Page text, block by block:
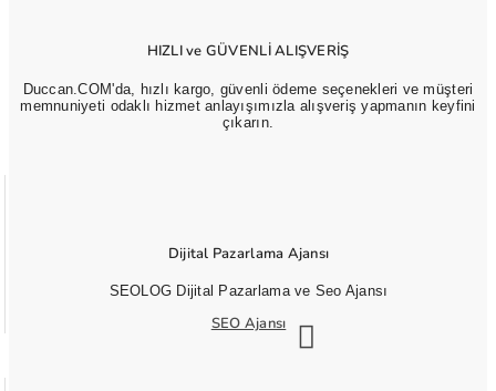
HIZLI ve GÜVENLİ ALIŞVERİŞ
Duccan.COM'da, hızlı kargo, güvenli ödeme seçenekleri ve müşteri
memnuniyeti odaklı hizmet anlayışımızla alışveriş yapmanın keyfini
çıkarın.
Dijital Pazarlama Ajansı
SEOLOG Dijital Pazarlama ve Seo Ajansı
SEO Ajansı